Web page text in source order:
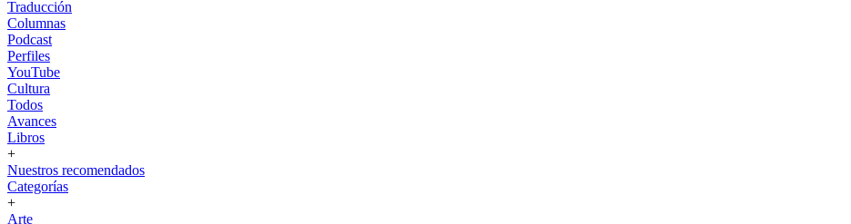
Traducción
Columnas
Podcast
Perfiles
YouTube
Cultura
Todos
Avances
Libros
+
Nuestros recomendados
Categorías
+
Arte